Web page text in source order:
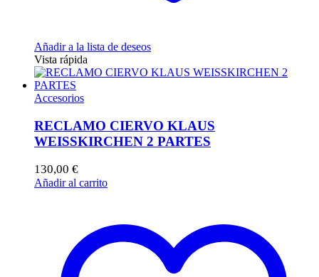
Añadir a la lista de deseos
Vista rápida
Accesorios
RECLAMO CIERVO KLAUS
WEISSKIRCHEN 2 PARTES
130,00 €
Añadir al carrito